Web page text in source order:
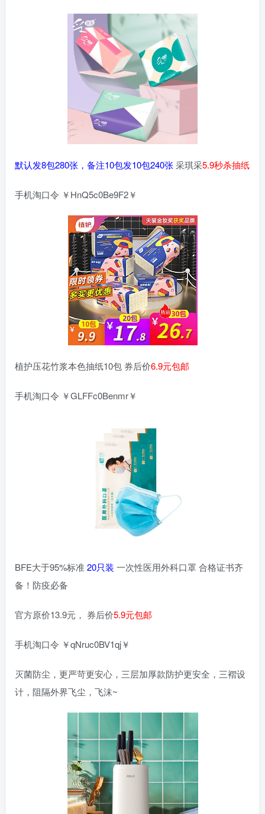
默认发8包280张，备注10包发10包240张采琪采5.9秒杀抽纸
手机淘口令 ￥HnQ5c0Be9F2￥
植护压花竹浆本色抽纸10包 券后价6.9元包邮
手机淘口令 ￥GLFFc0Benmr￥
BFE大于95%标准20只装 一次性医用外科口罩 合格证书齐
备！防疫必备
官方原价13.9元， 券后价5.9元包邮
手机淘口令 ￥qNruc0BV1qj￥
灭菌防尘，更严苛更安心，三层加厚款防护更安全，三褶设
计，阻隔外界飞尘，飞沫~